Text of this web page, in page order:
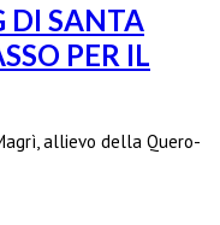
DI SANTA
PER IL
allievo della Quero-